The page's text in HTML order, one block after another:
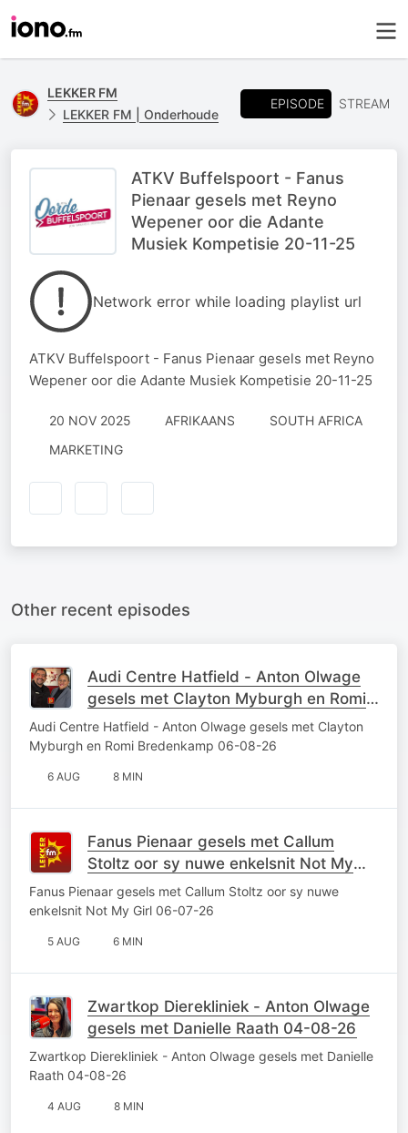
LEKKER FM
LEKKER FM | Onderhoude
EPISODE STREAM
ATKV Buffelspoort - Fanus
Pienaar gesels met Reyno
Wepener oor die Adante
Musiek Kompetisie 20-11-25
Network error while loading playlist url
ATKV Buffelspoort - Fanus Pienaar gesels met Reyno
Wepener oor die Adante Musiek Kompetisie 20-11-25
20 NOV 2025 AFRIKAANS
SOUTH AFRICA
MARKETING
Other recent episodes
Audi Centre Hatfield - Anton Olwage
gesels met Clayton Myburgh en Romi
Bredenkamp 06-08-26
Audi Centre Hatfield - Anton Olwage gesels met Clayton
Myburgh en Romi Bredenkamp 06-08-26
6 AUG 8 MIN
Fanus Pienaar gesels met Callum
Stoltz oor sy nuwe enkelsnit Not My
Girl 06-07-26
Fanus Pienaar gesels met Callum Stoltz oor sy nuwe
enkelsnit Not My Girl 06-07-26
5 AUG 6 MIN
Zwartkop Dierekliniek - Anton Olwage
gesels met Danielle Raath 04-08-26
Zwartkop Dierekliniek - Anton Olwage gesels met Danielle
Raath 04-08-26
4 AUG 8 MIN